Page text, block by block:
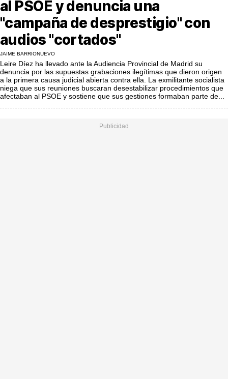
MásQueSucesos
MásQueMercados
INVESTIGACIÓN
INTERNACIONAL
OPINIÓN
al PSOE y denuncia una
"campaña de desprestigio" con
audios "cortados"
JAIME BARRIONUEVO
Leire Díez ha llevado ante la Audiencia Provincial de Madrid su
denuncia por las supuestas grabaciones ilegítimas que dieron origen
a la primera causa judicial abierta contra ella. La exmilitante socialista
niega que sus reuniones buscaran desestabilizar procedimientos que
afectaban al PSOE y sostiene que sus gestiones formaban parte de...